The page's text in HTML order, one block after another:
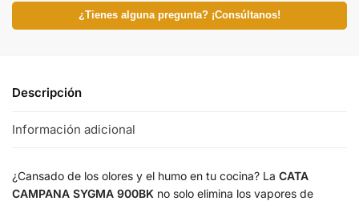
¿Tienes alguna pregunta? ¡Consúltanos!
Descripción
Información adicional
¿Cansado de los olores y el humo en tu cocina? La CATA
CAMPANA SYGMA 900BK no solo elimina los vapores de